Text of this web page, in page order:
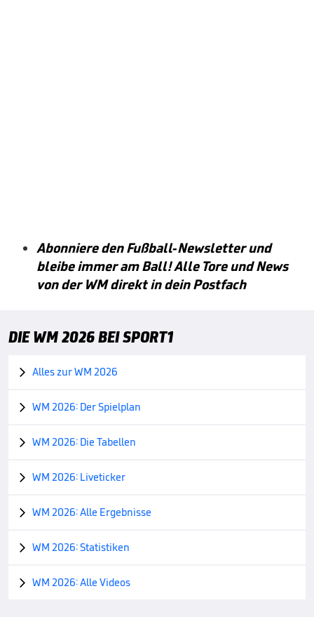
Abonniere den Fußball-Newsletter und
bleibe immer am Ball! Alle Tore und News
von der WM direkt in dein Postfach
DIE WM 2026 BEI SPORT1
 Alles zur WM 2026
 WM 2026: Der Spielplan
 WM 2026: Die Tabellen
 WM 2026: Liveticker
 WM 2026: Alle Ergebnisse
 WM 2026: Statistiken
 WM 2026: Alle Videos